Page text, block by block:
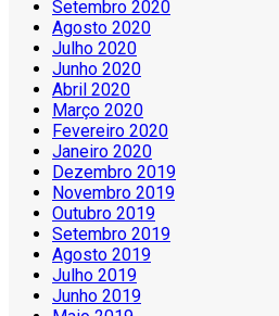
Setembro 2020
Agosto 2020
Julho 2020
Junho 2020
Abril 2020
Março 2020
Fevereiro 2020
Janeiro 2020
Dezembro 2019
Novembro 2019
Outubro 2019
Setembro 2019
Agosto 2019
Julho 2019
Junho 2019